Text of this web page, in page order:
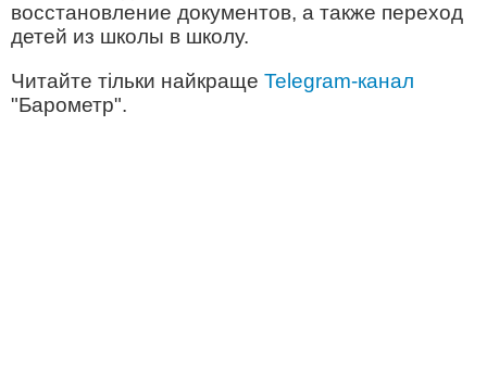
восстановление документов, а также переход
детей из школы в школу.
Читайте тільки найкраще Telegram-канал
"Барометр".